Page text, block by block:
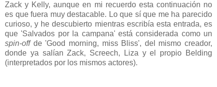
Zack y Kelly, aunque en mi recuerdo esta continuación no
es que fuera muy destacable. Lo que sí que me ha parecido
curioso, y he descubierto mientras escribía esta entrada, es
que 'Salvados por la campana' está considerada como un
spin-offde 'Good morning, miss Bliss', del mismo creador,
donde ya salían Zack, Screech, Liza y el propio Belding
(interpretados por los mismos actores).